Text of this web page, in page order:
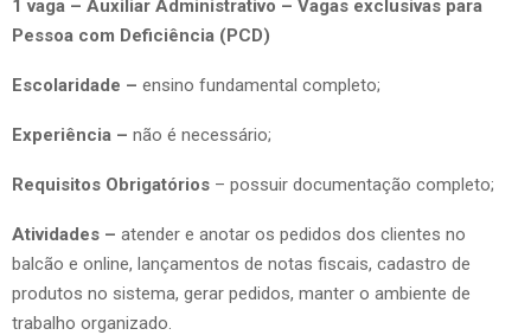
1 vaga – Auxiliar Administrativo – Vagas exclusivas para
Pessoa com Deficiência (PCD)
Escolaridade – ensino fundamental completo;
Experiência – não é necessário;
Requisitos Obrigatórios – possuir documentação completo;
Atividades – atender e anotar os pedidos dos clientes no
balcão e online, lançamentos de notas fiscais, cadastro de
produtos no sistema, gerar pedidos, manter o ambiente de
trabalho organizado.